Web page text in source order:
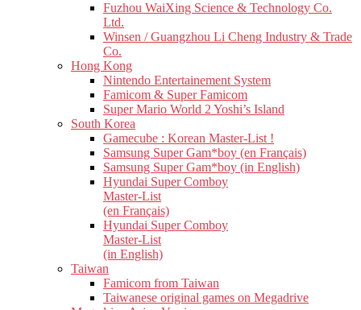
Fuzhou WaiXing Science & Technology Co.
Ltd.
Winsen / Guangzhou Li Cheng Industry & Trade
Co.
Hong Kong
Nintendo Entertainement System
Famicom & Super Famicom
Super Mario World 2 Yoshi’s Island
South Korea
Gamecube : Korean Master-List !
Samsung Super Gam*boy (en Français)
Samsung Super Gam*boy (in English)
Hyundai Super Comboy
Master-List
(en Français)
Hyundai Super Comboy
Master-List
(in English)
Taiwan
Famicom from Taiwan
Taiwanese original games on Megadrive